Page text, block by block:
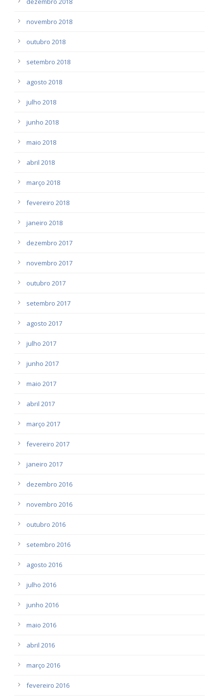
novembro 2018
outubro 2018
setembro 2018
agosto 2018
julho 2018
junho 2018
maio 2018
abril 2018
março 2018
fevereiro 2018
janeiro 2018
dezembro 2017
novembro 2017
outubro 2017
setembro 2017
agosto 2017
julho 2017
junho 2017
maio 2017
abril 2017
março 2017
fevereiro 2017
janeiro 2017
dezembro 2016
novembro 2016
outubro 2016
setembro 2016
agosto 2016
julho 2016
junho 2016
maio 2016
abril 2016
março 2016
fevereiro 2016